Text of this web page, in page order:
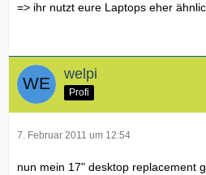
=> ihr nutzt eure Laptops eher
welpi
Profi
7. Februar 2011 um 12:54
nun mein 17" desktop replacement